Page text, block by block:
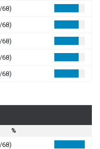
68)
68)
68)
68)
68)
%
68)